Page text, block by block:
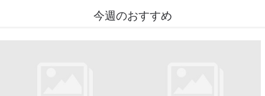
今週のおすすめ